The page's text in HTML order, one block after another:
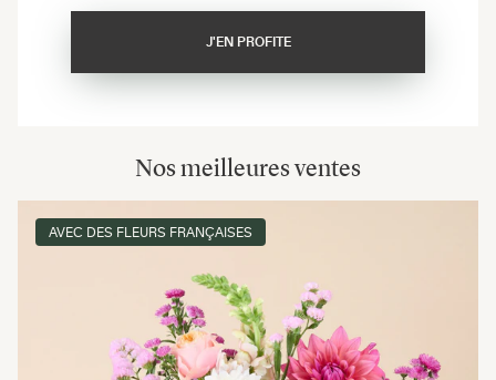
J'EN PROFITE
Nos meilleures ventes
AVEC DES FLEURS FRANÇAISES